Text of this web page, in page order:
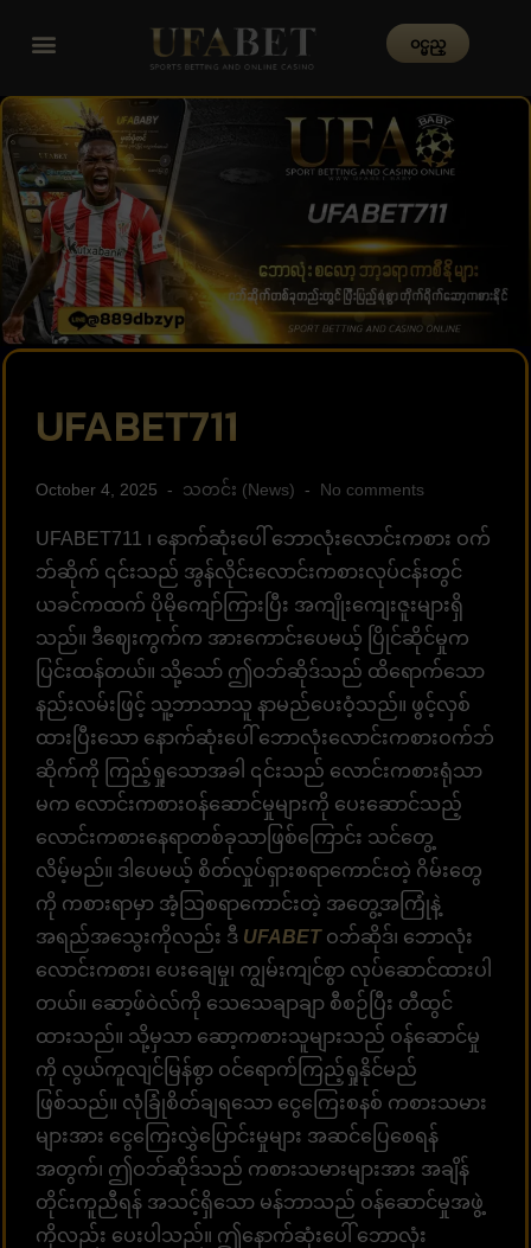
၀င္မည္
UFABET711
October 4, 2025 သတင်း (News) No comments
UFABET711 ၊ နောက်ဆုံးပေါ် ဘောလုံးလောင်းကစား ဝက်
ဘ်ဆိုက် ၎င်းသည် အွန်လိုင်းလောင်းကစားလုပ်ငန်းတွင်
ယခင်ကထက် ပိုမိုကျော်ကြားပြီး အကျိုးကျေးဇူးများရှိ
သည်။ ဒီဈေးကွက်က အားကောင်းပေမယ့် ပြိုင်ဆိုင်မှုက
ပြင်းထန်တယ်။ သို့သော် ဤဝဘ်ဆိုဒ်သည် ထိရောက်သော
နည်းလမ်းဖြင့် သူ့ဘာသာသူ နာမည်ပေးဝံ့သည်။ ဖွင့်လှစ်
ထားပြီးသော နောက်ဆုံးပေါ် ဘောလုံးလောင်းကစားဝက်ဘ်
ဆိုက်ကို ကြည့်ရှုသောအခါ ၎င်းသည် လောင်းကစားရုံသာ
မက လောင်းကစားဝန်ဆောင်မှုများကို ပေးဆောင်သည့်
လောင်းကစားနေရာတစ်ခုသာဖြစ်ကြောင်း သင်တွေ့
လိမ့်မည်။ ဒါပေမယ့် စိတ်လှုပ်ရှားစရာကောင်းတဲ့ ဂိမ်းတွေ
ကို ကစားရာမှာ အံ့သြစရာကောင်းတဲ့ အတွေ့အကြုံနဲ့
အရည်အသွေးကိုလည်း ဒီ UFABETဝဘ်ဆိုဒ်၊ ဘောလုံး
လောင်းကစား၊ ပေးချေမှု၊ ကျွမ်းကျင်စွာ လုပ်ဆောင်ထားပါ
တယ်။ ဆော့ဖ်ဝဲလ်ကို သေသေချာချာ စီစဉ်ပြီး တီထွင်
ထားသည်။ သို့မှသာ ဆော့ကစားသူများသည် ဝန်ဆောင်မှု
ကို လွယ်ကူလျင်မြန်စွာ ဝင်ရောက်ကြည့်ရှုနိုင်မည်
ဖြစ်သည်။ လုံခြုံစိတ်ချရသော ငွေကြေးစနစ် ကစားသမား
များအား ငွေကြေးလွှဲပြောင်းမှုများ အဆင်ပြေစေရန်
အတွက်၊ ဤဝဘ်ဆိုဒ်သည် ကစားသမားများအား အချိန်
တိုင်းကူညီရန် အသင့်ရှိသော မန်ဘာသည် ဝန်ဆောင်မှုအဖွဲ့
ကိုလည်း ပေးပါသည်။ ဤနောက်ဆုံးပေါ် ဘောလုံး